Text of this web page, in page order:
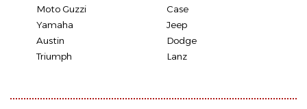
Moto Guzzi
Case
Yamaha
Jeep
Austin
Dodge
Triumph
Lanz